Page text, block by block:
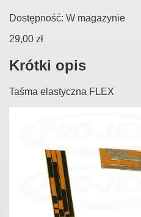
Dostępność: W magazynie
29,00 zł
Krótki opis
Taśma elastyczna FLEX